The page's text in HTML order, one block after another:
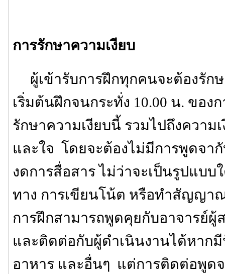
การรักษาความเงียบ
ผู้เข้ารับการฝึกทุกคนจะต้องรัก
เริ่มต้นฝึกจนกระทั่ง 10.00 น. ของ
รักษาความเงียบนี้ รวมไปถึงความ
และใจ โดยจะต้องไม่มีการพูดจา
งดการสื่อสาร ไม่ว่าจะเป็นรูปแบบ
ทาง การเขียนโน้ต หรือทำสัญญา
การฝึกสามารถพูดคุยกับอาจารย์
และติดต่อกับผู้ดำเนินงานได้หาก
อาหาร และอื่นๆ แต่การติดต่อพูด